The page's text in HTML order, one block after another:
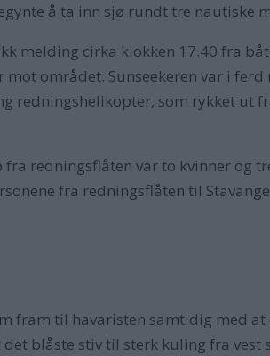
å ta inn sjø rundt tre nautiske
melding cirka klokken 17.40 fra
området. Sunseekeren var i
redningshelikopter, som rykket ut
redningsflåten var to kvinner og
fra redningsflåten til
fram til havaristen samtidig med
blåste stiv til sterk kuling fra vest